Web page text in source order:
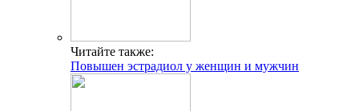
Читайте также:
Повышен эстрадиол у женщин и мужчин